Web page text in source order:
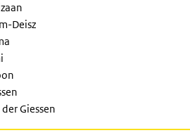
Deisz
Giessen